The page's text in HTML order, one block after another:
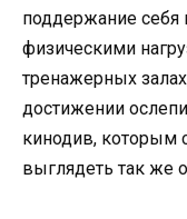
поддержание себя
физическими
тренажерных
достижении
кинодив, которым
выглядеть так же